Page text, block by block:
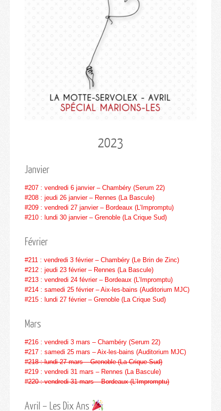
2023
Janvier
#207 : vendredi 6 janvier – Chambéry (Serum 22)
#208 : jeudi 26 janvier – Rennes (La Bascule)
#209 : vendredi 27 janvier – Bordeaux (L’Impromptu)
#210 : lundi 30 janvier – Grenoble (La Crique Sud)
Février
#211 : vendredi 3 février – Chambéry (Le Brin de Zinc)
#212 : jeudi 23 février – Rennes (La Bascule)
#213 : vendredi 24 février – Bordeaux (L’Impromptu)
#214 : samedi 25 février – Aix-les-bains (Auditorium MJC)
#215 : lundi 27 février – Grenoble (La Crique Sud)
Mars
#216 : vendredi 3 mars – Chambéry (Serum 22)
#217 : samedi 25 mars – Aix-les-bains (Auditorium MJC)
#218 : lundi 27 mars – Grenoble (La Crique Sud)
#219 : vendredi 31 mars – Rennes (La Bascule)
#220 : vendredi 31 mars – Bordeaux (L’Impromptu)
Avril – Les Dix Ans